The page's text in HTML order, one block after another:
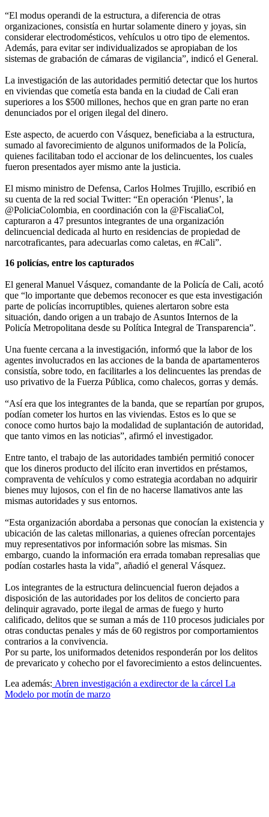
“El modus operandi de la estructura, a diferencia de otras
organizaciones, consistía en hurtar solamente dinero y joyas, sin
considerar electrodomésticos, vehículos u otro tipo de elementos.
Además, para evitar ser individualizados se apropiaban de los
sistemas de grabación de cámaras de vigilancia”, indicó el General.
La investigación de las autoridades permitió detectar que los hurtos
en viviendas que cometía esta banda en la ciudad de Cali eran
superiores a los $500 millones, hechos que en gran parte no eran
denunciados por el origen ilegal del dinero.
Este aspecto, de acuerdo con Vásquez, beneficiaba a la estructura,
sumado al favorecimiento de algunos uniformados de la Policía,
quienes facilitaban todo el accionar de los delincuentes, los cuales
fueron presentados ayer mismo ante la justicia.
El mismo ministro de Defensa, Carlos Holmes Trujillo, escribió en
su cuenta de la red social Twitter: “En operación ‘Plenus’, la
@PoliciaColombia, en coordinación con la @FiscaliaCol,
capturaron a 47 presuntos integrantes de una organización
delincuencial dedicada al hurto en residencias de propiedad de
narcotraficantes, para adecuarlas como caletas, en #Cali”.
16 policías, entre los capturados
El general Manuel Vásquez, comandante de la Policía de Cali, acotó
que “lo importante que debemos reconocer es que esta investigación
parte de policías incorruptibles, quienes alertaron sobre esta
situación, dando origen a un trabajo de Asuntos Internos de la
Policía Metropolitana desde su Política Integral de Transparencia”.
Una fuente cercana a la investigación, informó que la labor de los
agentes involucrados en las acciones de la banda de apartamenteros
consistía, sobre todo, en facilitarles a los delincuentes las prendas de
uso privativo de la Fuerza Pública, como chalecos, gorras y demás.
“Así era que los integrantes de la banda, que se repartían por grupos,
podían cometer los hurtos en las viviendas. Estos es lo que se
conoce como hurtos bajo la modalidad de suplantación de autoridad,
que tanto vimos en las noticias”, afirmó el investigador.
Entre tanto, el trabajo de las autoridades también permitió conocer
que los dineros producto del ilícito eran invertidos en préstamos,
compraventa de vehículos y como estrategia acordaban no adquirir
bienes muy lujosos, con el fin de no hacerse llamativos ante las
mismas autoridades y sus entornos.
“Esta organización abordaba a personas que conocían la existencia y
ubicación de las caletas millonarias, a quienes ofrecían porcentajes
muy representativos por información sobre las mismas. Sin
embargo, cuando la información era errada tomaban represalias que
podían costarles hasta la vida”, añadió el general Vásquez.
Los integrantes de la estructura delincuencial fueron dejados a
disposición de las autoridades por los delitos de concierto para
delinquir agravado, porte ilegal de armas de fuego y hurto
calificado, delitos que se suman a más de 110 procesos judiciales por
otras conductas penales y más de 60 registros por comportamientos
contrarios a la convivencia.
Por su parte, los uniformados detenidos responderán por los delitos
de prevaricato y cohecho por el favorecimiento a estos delincuentes.
Lea además: Abren investigación a exdirector de la cárcel La
Modelo por motín de marzo